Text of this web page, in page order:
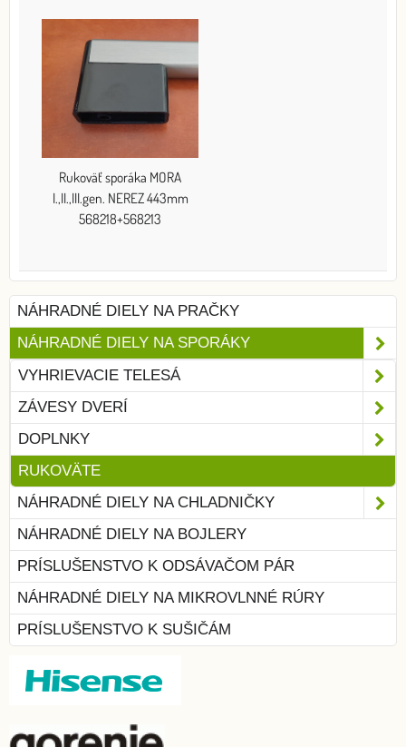
Rukoväť sporáka MORA
I.,II.,III.gen. NEREZ 443mm
568218+568213
NÁHRADNÉ DIELY NA PRAČKY
NÁHRADNÉ DIELY NA SPORÁKY
VYHRIEVACIE TELESÁ
ZÁVESY DVERÍ
DOPLNKY
RUKOVÄTE
NÁHRADNÉ DIELY NA CHLADNIČKY
NÁHRADNÉ DIELY NA BOJLERY
PRÍSLUŠENSTVO K ODSÁVAČOM PÁR
NÁHRADNÉ DIELY NA MIKROVLNNÉ RÚRY
PRÍSLUŠENSTVO K SUŠIČÁM